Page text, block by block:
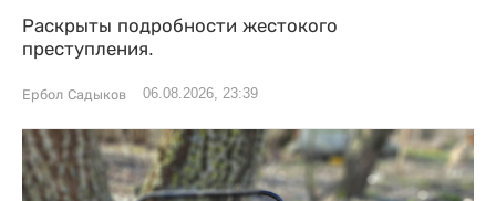
Раскрыты подробности жестокого
преступления.
Ербол Садыков 06.08.2026, 23:39